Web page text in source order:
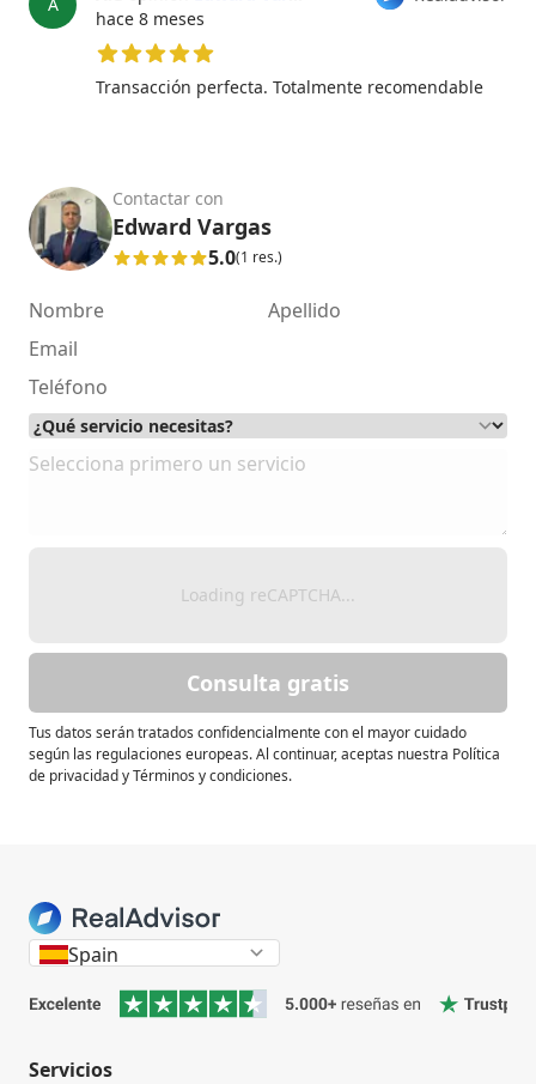
hace 8 meses
5 de 5 estrellas
Transacción perfecta. Totalmente recomendable
Contactar con
Edward Vargas
5.0(1 res.)
Loading reCAPTCHA...
Consulta gratis
Tus datos serán tratados confidencialmente con el mayor cuidado
según las regulaciones europeas. Al continuar, aceptas nuestra Política
de privacidad y Términos y condiciones.
Spain
Servicios